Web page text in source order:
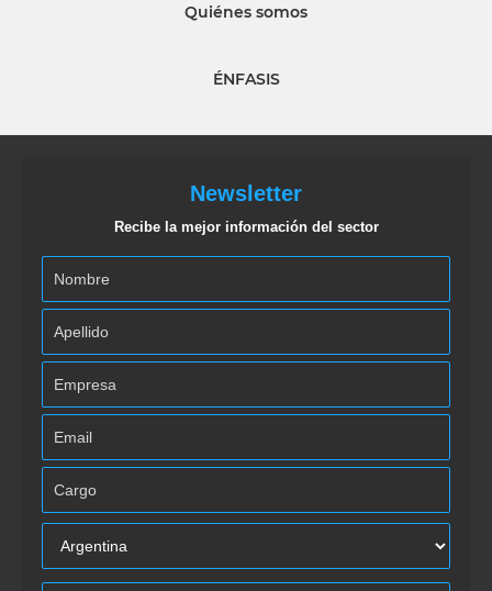
Quiénes somos
ÉNFASIS
Newsletter
Recibe la mejor información del sector